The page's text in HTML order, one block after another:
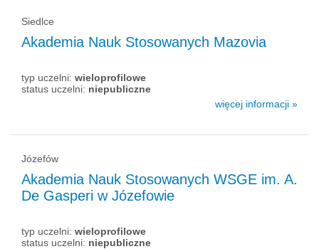
Siedlce
Akademia Nauk Stosowanych Mazovia
typ uczelni: wieloprofilowe
status uczelni: niepubliczne
więcej informacji »
Józefów
Akademia Nauk Stosowanych WSGE im. A.
De Gasperi w Józefowie
typ uczelni: wieloprofilowe
status uczelni: niepubliczne